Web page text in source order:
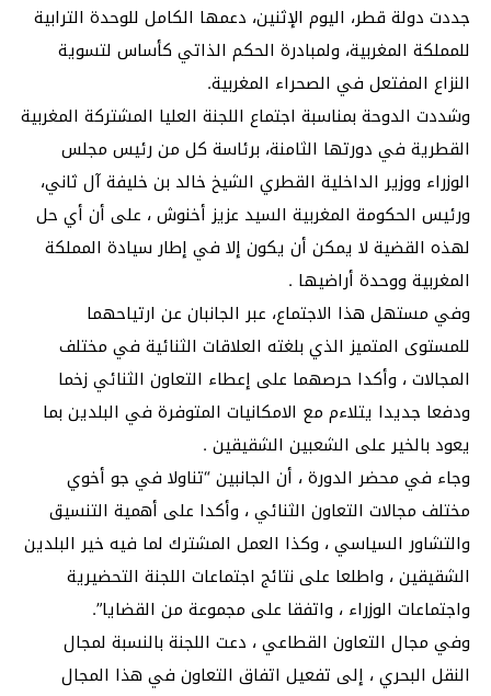
جددت دولة قطر، اليوم الإثنين، دعمها الكامل للوحدة الترابية
للمملكة المغربية، ولمبادرة الحكم الذاتي كأساس لتسوية
النزاع المفتعل في الصحراء المغربية.
وشددت الدوحة بمناسبة اجتماع اللجنة العليا المشتركة المغربية
القطرية في دورتها الثامنة، برئاسة كل من رئيس مجلس
الوزراء ووزير الداخلية القطري الشيخ خالد بن خليفة آل ثاني،
ورئيس الحكومة المغربية السيد عزيز أخنوش ، على أن أي حل
لهذه القضية لا يمكن أن يكون إلا في إطار سيادة المملكة
المغربية ووحدة أراضيها .
وفي مستهل هذا الاجتماع، عبر الجانبان عن ارتياحهما
للمستوى المتميز الذي بلغته العلاقات الثنائية في مختلف
المجالات ، وأكدا حرصهما على إعطاء التعاون الثنائي زخما
ودفعا جديدا يتلاءم مع الامكانيات المتوفرة في البلدين بما
يعود بالخير على الشعبين الشقيقين .
وجاء في محضر الدورة ، أن الجانبين “تناولا في جو أخوي
مختلف مجالات التعاون الثنائي ، وأكدا على أهمية التنسيق
والتشاور السياسي ، وكذا العمل المشترك لما فيه خير البلدين
الشقيقين ، واطلعا على نتائج اجتماعات اللجنة التحضيرية
واجتماعات الوزراء ، واتفقا على مجموعة من القضايا”.
وفي مجال التعاون القطاعي ، دعت اللجنة بالنسبة لمجال
النقل البحري ، إلى تفعيل اتفاق التعاون في هذا المجال